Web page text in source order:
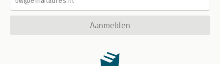
Aanmelden